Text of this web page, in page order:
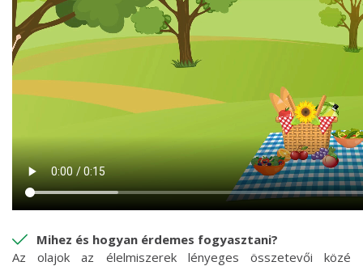
Mihez és hogyan érdemes fogyasztani?
Az olajok az élelmiszerek lényeges összetevői közé